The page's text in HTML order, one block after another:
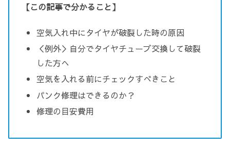
【この記事で分かること】
空気入れ中にタイヤが破裂した時の原因
＜例外＞自分でタイヤチューブ交換して破裂
した方へ
空気を入れる前にチェックすべきこと
パンク修理はできるのか？
修理の目安費用